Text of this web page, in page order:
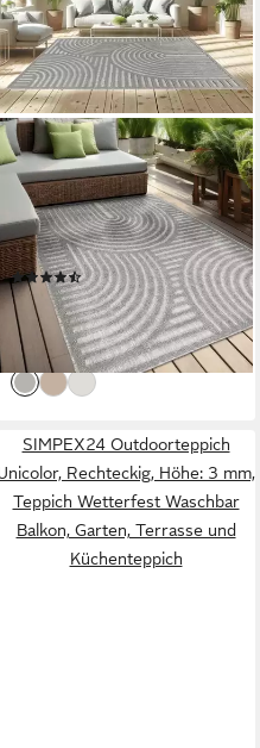
TARACARPET
Teppich Indoor und Outdoor
Teppich wetterfest Barcelona
Wave Boho Style, rechteckig,
Höhe: 10 mm, Wave Boho
grau Wohnzimmer
Schlafzimmer Esszimmer
80X150
(31)
ab 29,99 € UVP59,98 €
-50%
lieferbar - in 2-3 Werktagen bei dir
SIMPEX24 Outdoorteppich
Rechteckig, Höhe: 3 mm,
Teppich Wetterfest Waschbar
Balkon, Garten, Terrasse und
Küchenteppich